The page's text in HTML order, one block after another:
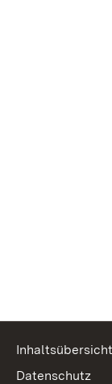
Inhaltsübersicht
Datenschutz